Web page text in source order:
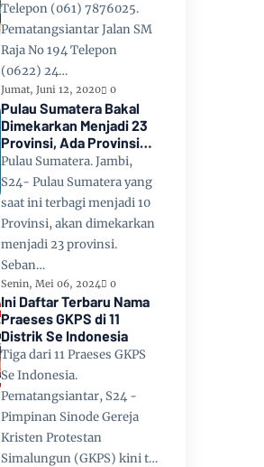
Telepon (061) 7876025.
Pematangsiantar Jalan SM
Raja No 194 Telepon
(0622) 24…
Jumat, Juni 12, 2020 0
Pulau Sumatera Bakal
Dimekarkan Menjadi 23
Provinsi, Ada Provinsi
Toba Raya dan Provinsi
Tapanuli
Pulau Sumatera. Jambi,
S24- Pulau Sumatera yang
saat ini terbagi menjadi 10
Provinsi, akan dimekarkan
menjadi 23 provinsi.
Seban…
Senin, Mei 06, 2024 0
Ini Daftar Terbaru Nama
Praeses GKPS di 11
Distrik Se Indonesia
Tiga dari 11 Praeses GKPS
Se Indonesia.
Pematangsiantar, S24 -
Pimpinan Sinode Gereja
Kristen Protestan
Simalungun (GKPS) kini t…